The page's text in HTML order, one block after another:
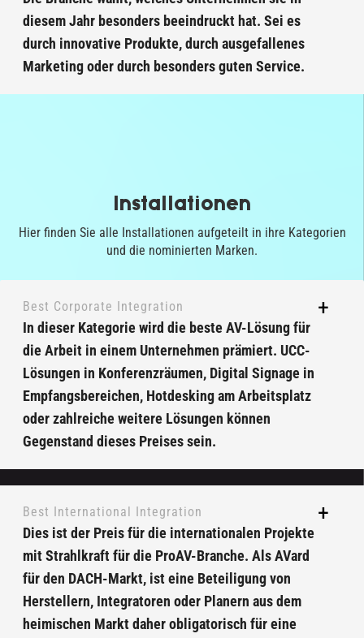
diesem Jahr besonders beeindruckt hat. Sei es
durch innovative Produkte, durch ausgefallenes
Marketing oder durch besonders guten Service.
Installationen
Hier finden Sie alle Installationen aufgeteilt in ihre Kategorien
und die nominierten Marken.
Best Corporate Integration
In dieser Kategorie wird die beste AV-Lösung für
die Arbeit in einem Unternehmen prämiert. UCC-
Lösungen in Konferenzräumen, Digital Signage in
Empfangsbereichen, Hotdesking am Arbeitsplatz
oder zahlreiche weitere Lösungen können
Gegenstand dieses Preises sein.
Best International Integration
Dies ist der Preis für die internationalen Projekte
mit Strahlkraft für die ProAV-Branche. Als AVard
für den DACH-Markt, ist eine Beteiligung von
Herstellern, Integratoren oder Planern aus dem
heimischen Markt daher obligatorisch für eine